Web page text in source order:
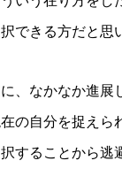
できる方だと思
、なかなか進展
の自分を捉えら
することから逃